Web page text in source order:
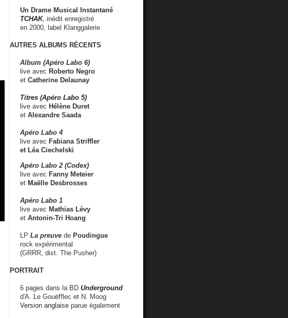
Un Drame Musical Instantané
TCHAK, inédit enregistré
en 2000, label Klanggalerie
AUTRES ALBUMS RÉCENTS
Album (Apéro Labo 6)
live avec Roberto Negro
et Catherine Delaunay
Titres (Apéro Labo 5)
live avec Hélène Duret
et Alexandre Saada
Apéro Labo 4
live avec Fabiana Striffler
et Léa Ciechelski
Apéro Labo 2 (Codex)
live avec Fanny Meteier
et Maëlle Desbrosses
Apéro Labo 1
live avec Mathias Lévy
et Antonin-Tri Hoang
LP La preuve de Poudingue
rock expérimental
(GRRR, dist. The Pusher)
PORTRAIT
6 pages dans la BD Underground
d'A. Le Gouëfflec et N. Moog
Version anglaise parue également